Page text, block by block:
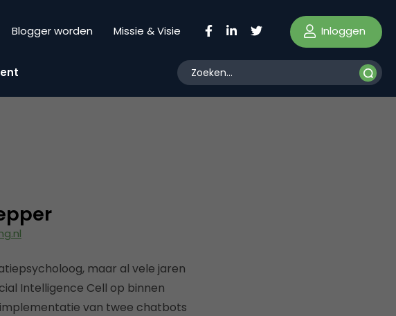
Blogger worden Missie & Visie Inloggen
maar al vele jaren
Intelligence Cell op binnen
van twee chatbots